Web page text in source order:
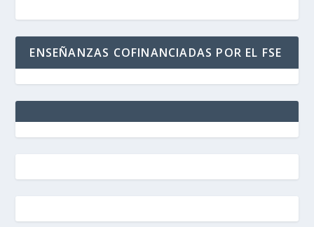
ENSEÑANZAS COFINANCIADAS POR EL FSE